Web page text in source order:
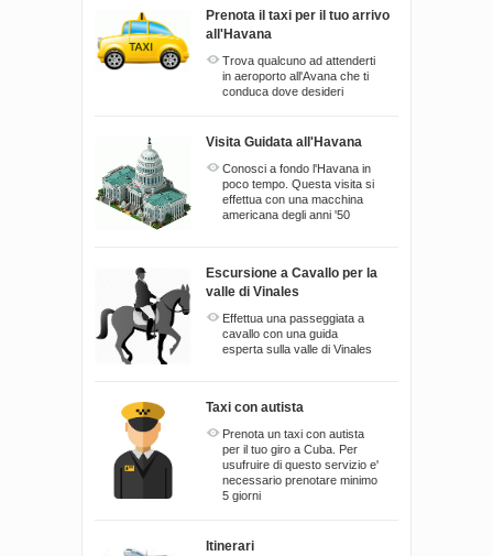
Prenota il taxi per il tuo arrivo
all'Havana
Trova qualcuno ad attenderti
in aeroporto all'Avana che ti
conduca dove desideri
Visita Guidata all'Havana
Conosci a fondo l'Havana in
poco tempo. Questa visita si
effettua con una macchina
americana degli anni '50
Escursione a Cavallo per la
valle di Vinales
Effettua una passeggiata a
cavallo con una guida
esperta sulla valle di Vinales
Taxi con autista
Prenota un taxi con autista
per il tuo giro a Cuba. Per
usufruire di questo servizio e'
necessario prenotare minimo
5 giorni
Itinerari